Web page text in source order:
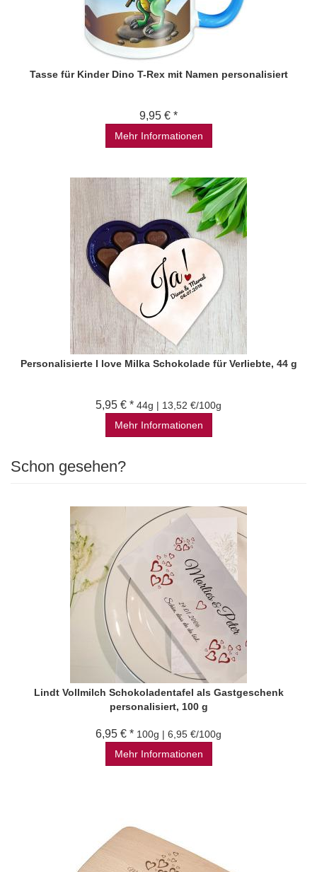
Tasse für Kinder Dino T-Rex mit Namen personalisiert
9,95 € *
Mehr Informationen
Personalisierte I love Milka Schokolade für Verliebte, 44 g
5,95 € * 44g | 13,52 €/100g
Mehr Informationen
Schon gesehen?
Lindt Vollmilch Schokoladentafel als Gastgeschenk
personalisiert, 100 g
6,95 € * 100g | 6,95 €/100g
Mehr Informationen